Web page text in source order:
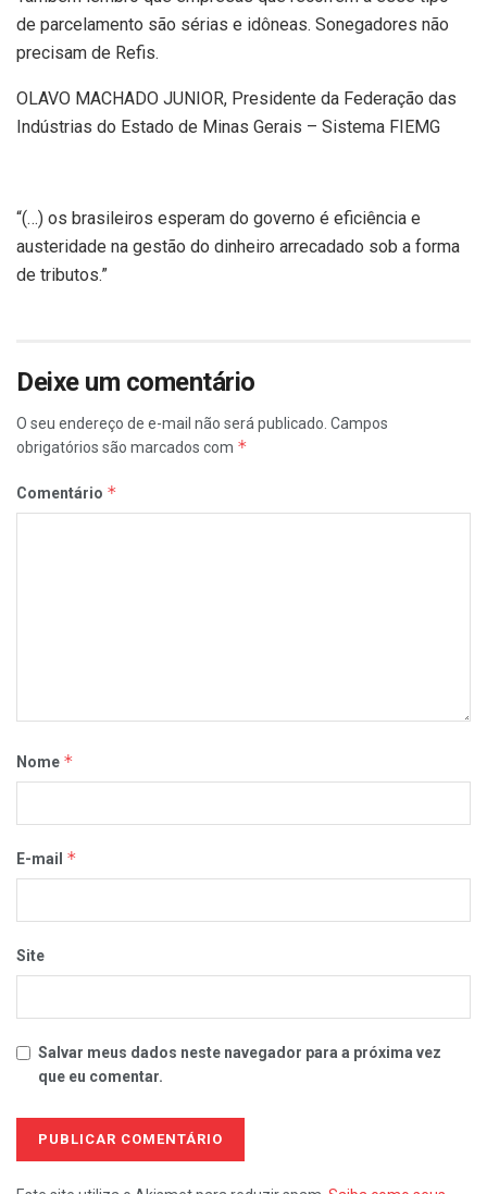
de parcelamento são sérias e idôneas. Sonegadores não
precisam de Refis.
OLAVO MACHADO JUNIOR, Presidente da Federação das
Indústrias do Estado de Minas Gerais – Sistema FIEMG
“(…) os brasileiros esperam do governo é eficiência e
austeridade na gestão do dinheiro arrecadado sob a forma
de tributos.”
Deixe um comentário
O seu endereço de e-mail não será publicado. Campos
obrigatórios são marcados com *
Comentário *
Nome *
E-mail *
Site
Salvar meus dados neste navegador para a próxima vez
que eu comentar.